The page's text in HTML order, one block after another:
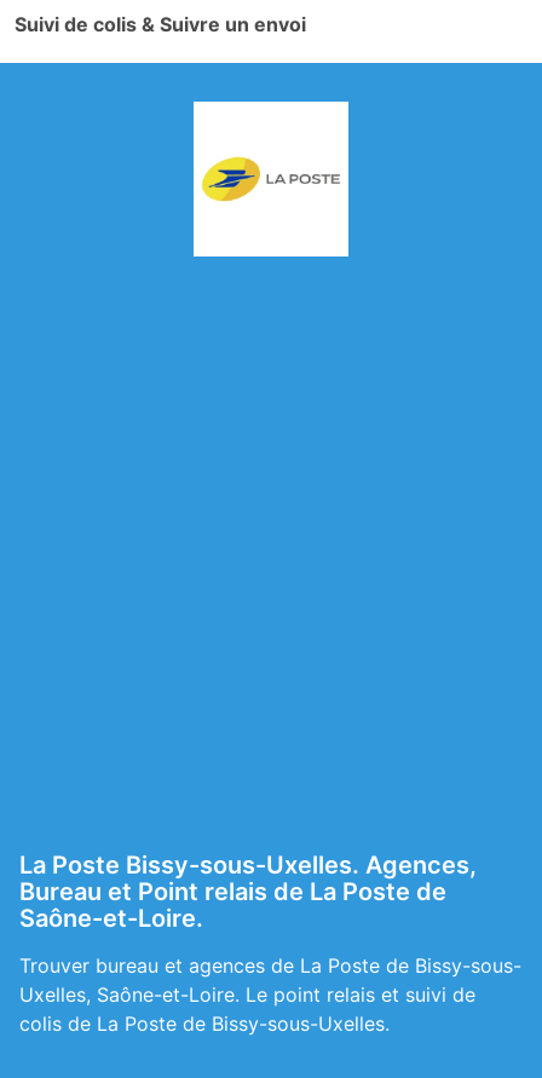
Suivi de colis & Suivre un envoi
La Poste Bissy-sous-Uxelles. Agences,
Bureau et Point relais de La Poste de
Saône-et-Loire.
Trouver bureau et agences de La Poste de Bissy-sous-
Uxelles, Saône-et-Loire. Le point relais et suivi de
colis de La Poste de Bissy-sous-Uxelles.